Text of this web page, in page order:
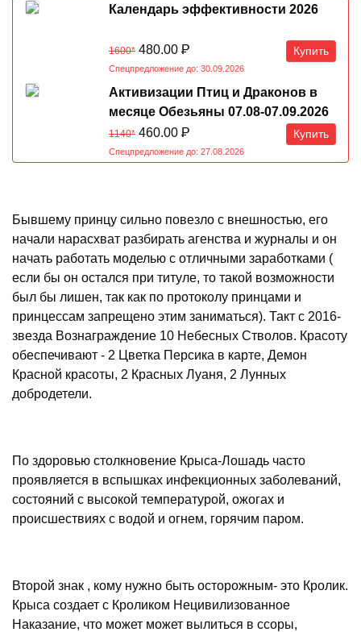
Календарь эффективности 2026
1600* 480.00 Р Купить
Спецпредложение до: 30.09.2026
Активизации Птиц и Драконов в
месяце Обезьяны 07.08-07.09.2026
1140* 460.00 Р Купить
Спецпредложение до: 27.08.2026
Бывшему принцу сильно повезло с внешностью, его
начали нарасхват разбирать агенства и журналы и он
начать работать моделью с отличными заработками (
если бы он остался при титуле, то такой возможности
был бы лишен, так как по протоколу принцами и
принцессам запрещено этим заниматься). Такт с 2016-
звезда Вознаграждение 10 Небесных Стволов. Красоту
обеспечивают - 2 Цветка Персика в карте, Демон
Красной красоты, 2 Красных Луаня, 2 Лунных
добродетели.
По здоровью столкновение Крыса-Лошадь часто
проявляется в вспышках инфекционных заболеваний,
состояний с высокой температурой, ожогах и
происшествиях с водой и огнем, горячим паром.
Второй знак , кому нужно быть осторожным- это Кролик.
Крыса создает с Кроликом Нецивилизованное
Наказание, что может может вылиться в ссоры,